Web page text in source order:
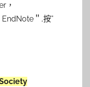
，
＂,按”